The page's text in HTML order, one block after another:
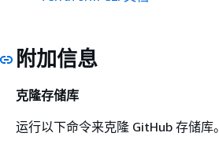
附加信息
克隆存储库
运行以下命令来克隆 GitHub 存储库。